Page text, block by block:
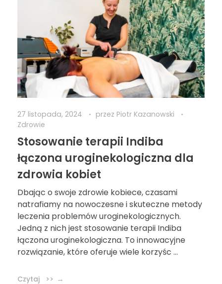
27 listopada, 2024 przez Piotr Kazanowski
Zdrowie
Stosowanie terapii Indiba
łączona uroginekologiczna dla
zdrowia kobiet
Dbając o swoje zdrowie kobiece, czasami
natrafiamy na nowoczesne i skuteczne metody
leczenia problemów uroginekologicznych.
Jedną z nich jest stosowanie terapii Indiba
łączona uroginekologiczna. To innowacyjne
rozwiązanie, które oferuje wiele korzyśc ...
Czytaj >>